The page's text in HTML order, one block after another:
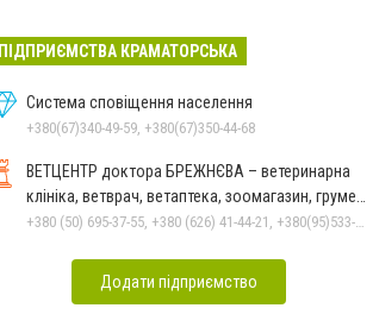
ПІДПРИЄМСТВА КРАМАТОРСЬКА
Система сповіщення населення
+380(67)340-49-59, +380(67)350-44-68
ВЕТЦЕНТР доктора БРЕЖНЄВА – ветеринарна
клініка, ветврач, ветаптека, зоомагазин, грумер,
стрижки.
+380 (50) 695-37-55, +380 (626) 41-44-21, +380(95)533-90-03
Додати підприємство